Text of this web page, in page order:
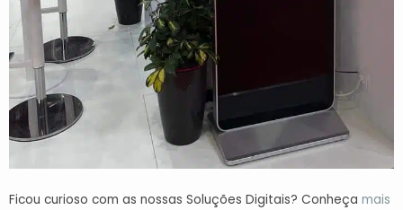
Ficou curioso com as nossas Soluções Digitais? Conheça mais